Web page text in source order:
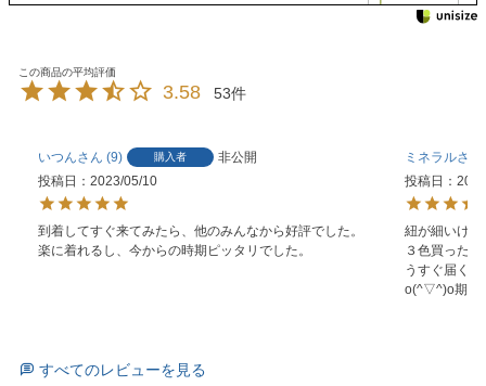
3.58 53
いつん 9 購入者
非公開
投稿日
2023/05/10
到着してすぐ来てみたら、他のみんなから好評でした。
楽に着れるし、今からの時期ピッタリでした。
ミネラル
投稿日
紐が細いけ
３色買った
うすぐ届く
o(^▽^)o期待
すべてのレビューを見る